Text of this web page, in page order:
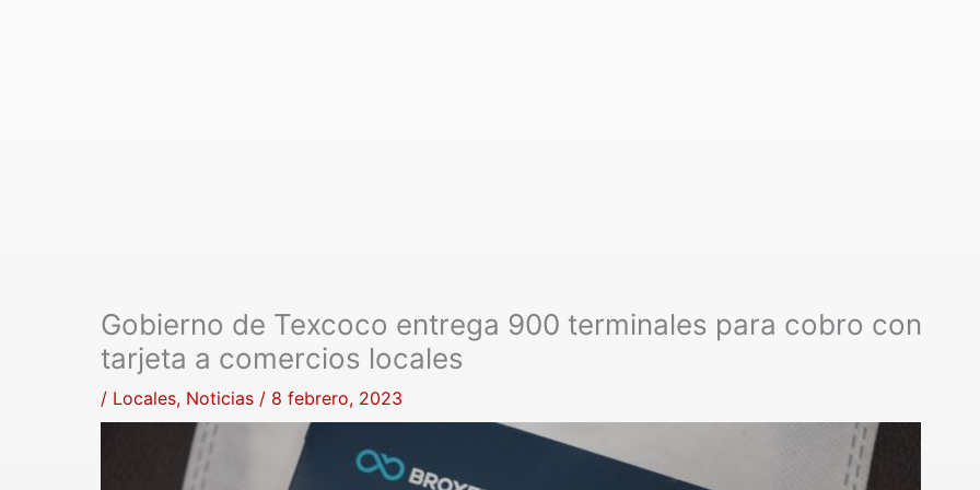
Gobierno de Texcoco entrega 900 terminales para cobro con
tarjeta a comercios locales
/ Locales, Noticias / 8 febrero, 2023